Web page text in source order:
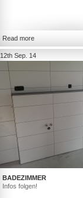
Read more
12th Sep. 14
BADEZIMMER
Infos folgen!